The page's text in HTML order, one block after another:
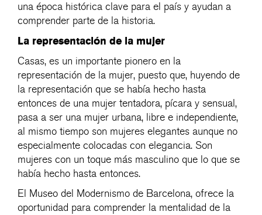
una época histórica clave para el país y ayudan a
comprender parte de la historia.
La representación de la mujer
Casas, es un importante pionero en la
representación de la mujer, puesto que, huyendo de
la representación que se había hecho hasta
entonces de una mujer tentadora, pícara y sensual,
pasa a ser una mujer urbana, libre e independiente,
al mismo tiempo son mujeres elegantes aunque no
especialmente colocadas con elegancia. Son
mujeres con un toque más masculino que lo que se
había hecho hasta entonces.
El Museo del Modernismo de Barcelona, ofrece la
oportunidad para comprender la mentalidad de la